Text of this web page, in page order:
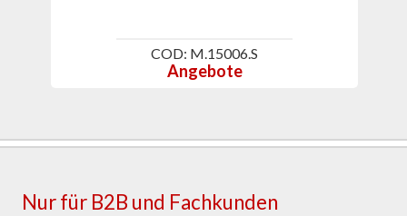
COD: M.15006.S
Angebote
Nur für B2B und Fachkunden